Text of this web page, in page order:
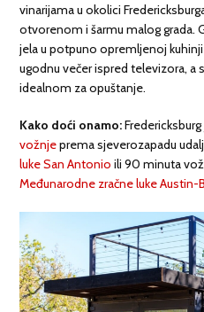
vinarijama u okolici
otvorenom i šarmu malog grada.
jela u potpuno opremljenoj
ugodnu večer ispred televizora, a
idealnom za opuštanje.
Kako doći onamo:
vožnjeprema sjeverozapadu
luke San Antonio ili 90 minuta
Međunarodne zračne luke